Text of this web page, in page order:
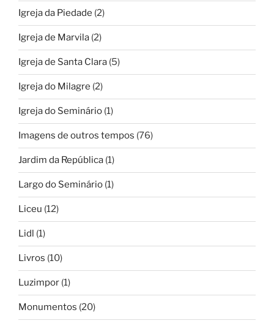
Igreja da Piedade (2)
Igreja de Marvila (2)
Igreja de Santa Clara (5)
Igreja do Milagre (2)
Igreja do Seminário (1)
Imagens de outros tempos (76)
Jardim da República (1)
Largo do Seminário (1)
Liceu (12)
Lidl (1)
Livros (10)
Luzimpor (1)
Monumentos (20)